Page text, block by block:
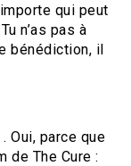
qui peut
n’as pas à
bénédiction, il
. Oui, parce que
de The Cure :